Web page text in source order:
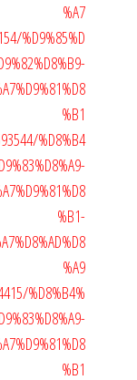
%A7
%D9%85%D
%B1
%D8%B4
%B1-
%A9
%D8%B4%
%B1